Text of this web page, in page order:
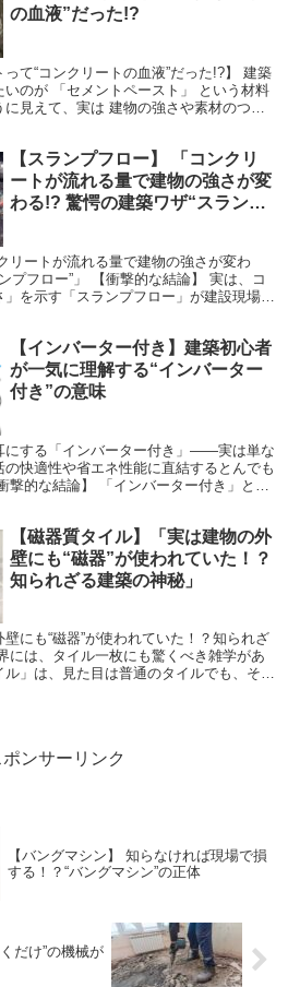
の血液”だった!?
って“コンクリートの血液”だった!?】 建築
のが 「セメントペースト」 という材料
見えて、実は 建物の強さや素材のつな
【スランプフロー】 「コンクリ
ートが流れる量で建物の強さが変
わる!? 驚愕の建築ワザ“スランプ
リートが流れる量で建物の強さが変わ
プフロー”」 【衝撃的な結論】 実は、コ
を示す「スランプフロー」が建設現場の
【インバーター付き】建築初心者
が一気に理解する“インバーター
付き”の意味
にする「インバーター付き」――実は単な
快適性や省エネ性能に直結するとんでも
撃的な結論】 「インバーター付き」と
【磁器質タイル】「実は建物の外
壁にも“磁器”が使われていた！？
知られざる建築の神秘」
にも“磁器”が使われていた！？知られざ
には、タイル一枚にも驚くべき雑学があ
」は、見た目は普通のタイルでも、その
ポンサーリンク
【バングマシン】 知らなければ現場で損
する！？“バングマシン”の正体
だけ”の機械が